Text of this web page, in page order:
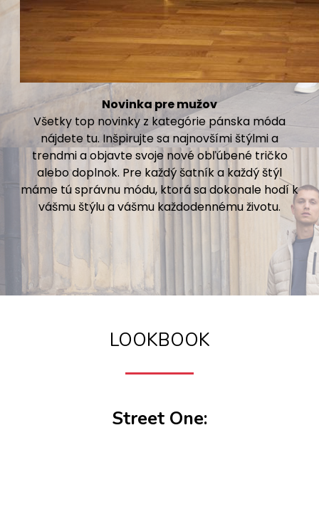
Novinka pre mužov
Všetky top novinky z kategórie pánska móda
nájdete tu. Inšpirujte sa najnovšími štýlmi a
trendmi a objavte svoje nové obľúbené tričko
alebo doplnok. Pre každý šatník a každý štýl
máme tú správnu módu, ktorá sa dokonale hodí k
vášmu štýlu a vášmu každodennému životu.
LOOKBOOK
Street One: